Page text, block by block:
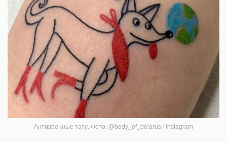
Антивоенные тату. Фото: @body_of_belarus / Instagram